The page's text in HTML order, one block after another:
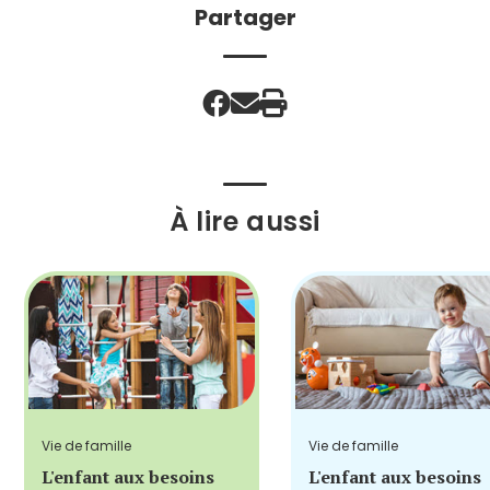
Partager
À lire aussi
Vie de famille
L'enfant aux besoins
Vie de famille
L'enfant aux besoins